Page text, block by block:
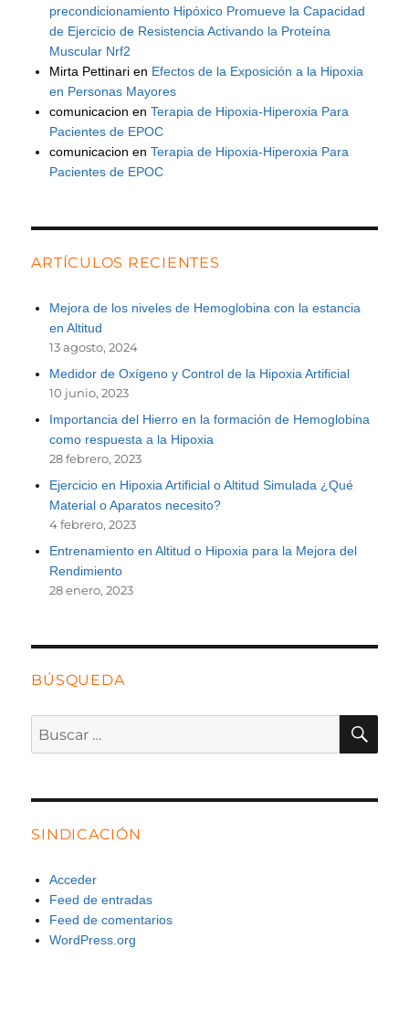
precondicionamiento Hipóxico Promueve la Capacidad
de Ejercicio de Resistencia Activando la Proteína
Muscular Nrf2
Mirta Pettinari en Efectos de la Exposición a la Hipoxia
en Personas Mayores
comunicacion enTerapia de Hipoxia-Hiperoxia Para
Pacientes de EPOC
comunicacion enTerapia de Hipoxia-Hiperoxia Para
Pacientes de EPOC
ARTÍCULOS RECIENTES
Mejora de los niveles de Hemoglobina con la estancia
en Altitud
13 agosto, 2024
Medidor de Oxígeno y Control de la Hipoxia Artificial
10 junio, 2023
Importancia del Hierro en la formación de Hemoglobina
como respuesta a la Hipoxia
28 febrero, 2023
Ejercicio en Hipoxia Artificial o Altitud Simulada ¿Qué
Material o Aparatos necesito?
4 febrero, 2023
Entrenamiento en Altitud o Hipoxia para la Mejora del
Rendimiento
28 enero, 2023
BÚSQUEDA
SINDICACIÓN
Acceder
Feed de entradas
Feed de comentarios
WordPress.org